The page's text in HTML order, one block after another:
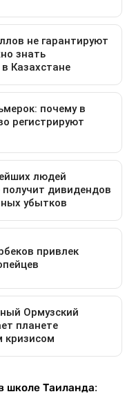
школе Таиланда: